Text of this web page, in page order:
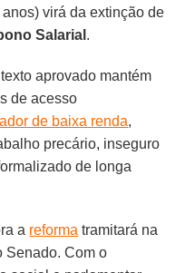
virá da extinção de
Salarial .
aprovado mantém
de acesso
de baixa renda,
precário, inseguro
de longa
a reforma tramitará na
Senado. Com o